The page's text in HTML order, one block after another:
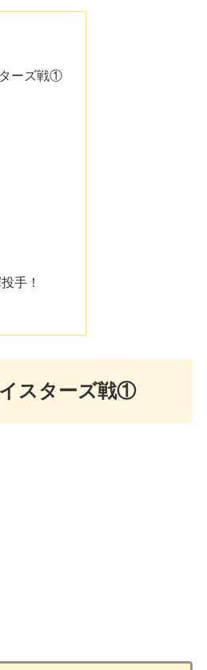
ーズ戦①
手！
スターズ戦①